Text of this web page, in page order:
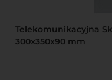
Telekomunikacyjna
300x350x90 mm